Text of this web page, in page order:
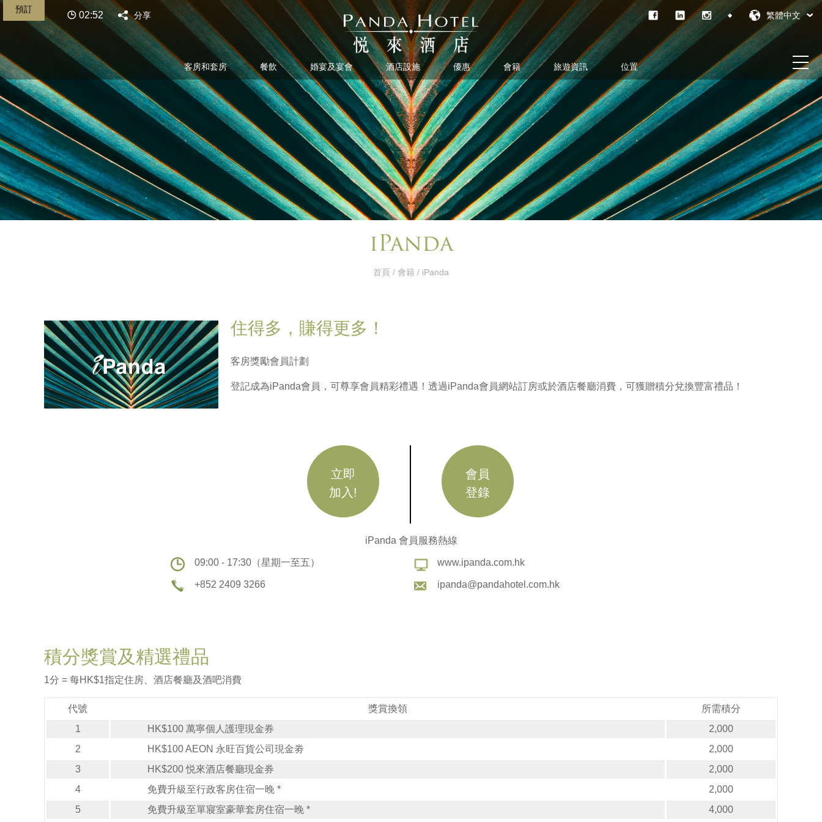
預訂
02:52 分享 繁體中文
客房和套房 餐飲 婚宴及宴會 酒店設施 優惠 會籍 旅遊資訊 位置
iPanda
首頁 / 會籍 / iPanda
住得多，賺得更多！
客房獎勵會員計劃
登記成為iPanda會員，可尊享會員精彩禮遇！透過iPanda會員網站訂房或於酒店餐廳消費，可獲贈積分兌換豐富禮品！
立即
加入!
會員
登錄
iPanda 會員服務熱線
09:00 - 17:30（星期一至五） www.ipanda.com.hk
+852 2409 3266 ipanda@pandahotel.com.hk
積分獎賞及精選禮品
1分 = 每HK$1指定住房、酒店餐廳及酒吧消費
代號 獎賞換領
所需積分
1
HK$100 萬寧個人護理現金券
2,000
2
HK$100 AEON 永旺百貨公司現金劵
2,000
3
HK$200 悦來酒店餐廳現金券
2,000
4
免費升級至行政客房住宿一晚 *
2,000
5
免費升級至單寢室豪華套房住宿一晚 *
4,000